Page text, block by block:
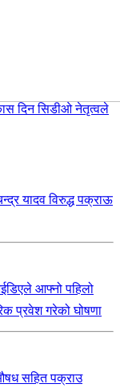
दिन सिडीओ नेतृत्वले
यादव विरुद्ध पक्राऊ
आफ्नो पहिलो
प्रवेश गरेको घोषणा
सहित पक्राउ